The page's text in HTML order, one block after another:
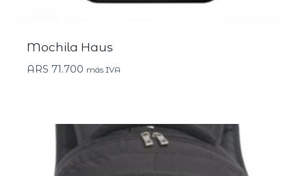
Mochila Haus
ARS 71.700 más IVA